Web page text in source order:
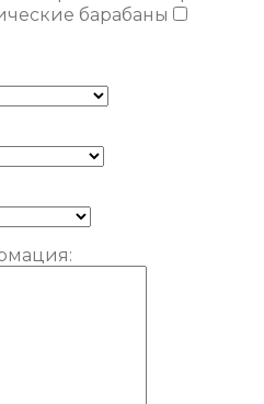
барабаны